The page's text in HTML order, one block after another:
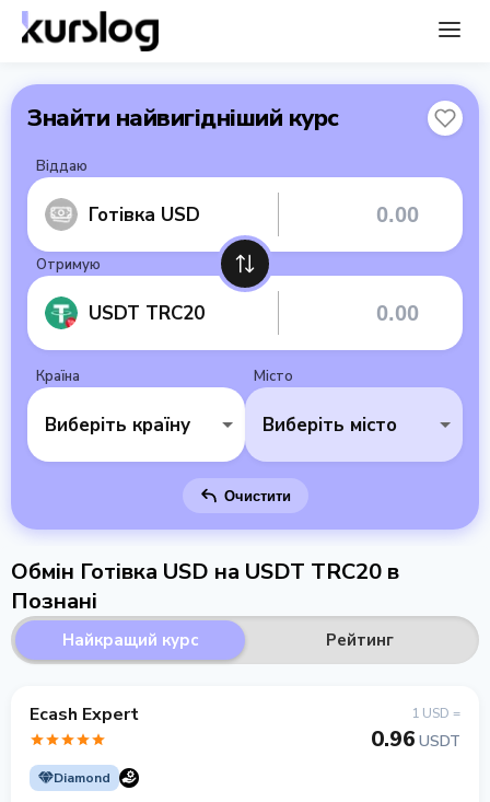
Знайти найвигідніший курс
Віддаю
Готівка USD
Отримую
USDT TRC20
Країна
Виберіть країну
Місто
Виберіть місто
Очистити
Обмін Готівка USD на USDT TRC20 в
Познані
Найкращий курс Рейтинг
Ecash Expert
Diamond
1 USD =
0.96 USDT